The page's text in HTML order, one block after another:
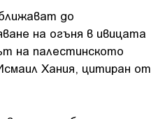
до
на огъня в ивицата
на палестинското
Хания, цитиран от